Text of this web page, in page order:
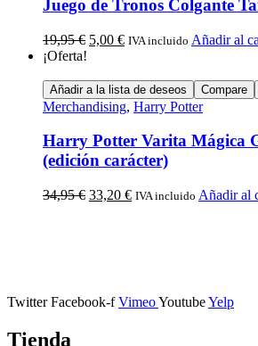
Juego de Tronos Colgante
19,95€ 5,00 € IVA incluido Añadir al
¡Oferta!
Añadir a la lista de deseos Compare
Merchandising, Harry Potter
Harry Potter Varita Mágica
(edición carácter)
34,95€ 33,20 € IVA incluido Añadir al
Twitter Facebook-f VimeoYoutubeYelp
Tienda